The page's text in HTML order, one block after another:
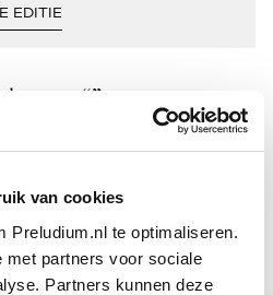
van cookies
Preludium.nl te optimaliseren.
met partners voor sociale
Partners kunnen deze
EDITIE
voor “”.